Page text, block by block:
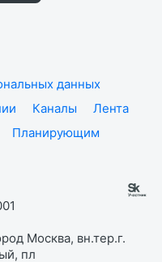
данных
Каналы
Лента
Планирующим
Москва, вн.тер.г.
пл